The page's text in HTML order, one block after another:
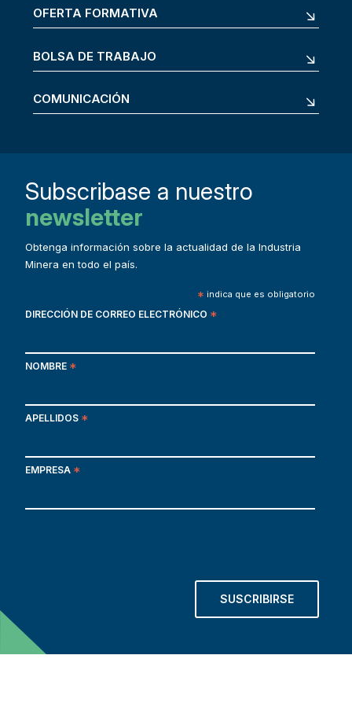
OFERTA FORMATIVA
BOLSA DE TRABAJO
COMUNICACIÓN
Subscribase a nuestro
newsletter
Obtenga información sobre la actualidad de la Industria
Minera en todo el país.
* indica que es obligatorio
DIRECCIÓN DE CORREO ELECTRÓNICO *
NOMBRE *
APELLIDOS *
EMPRESA *